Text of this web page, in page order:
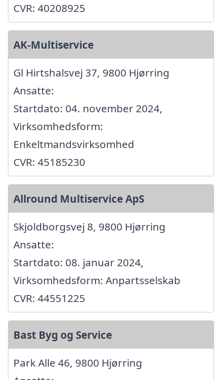
CVR: 40208925
AK-Multiservice
Gl Hirtshalsvej 37, 9800 Hjørring
Ansatte:
Startdato: 04. november 2024,
Virksomhedsform:
Enkeltmandsvirksomhed
CVR: 45185230
Allround Multiservice ApS
Skjoldborgsvej 8, 9800 Hjørring
Ansatte:
Startdato: 08. januar 2024,
Virksomhedsform: Anpartsselskab
CVR: 44551225
Bast Byg og Service
Park Alle 46, 9800 Hjørring